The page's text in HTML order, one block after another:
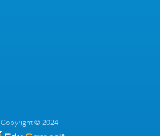
Copyright © 2024